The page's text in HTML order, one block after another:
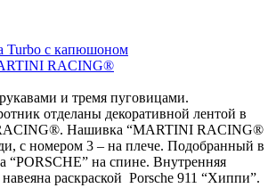
Turbo с капюшоном
RACING®
и тремя пуговицами.
отделаны декоративной лентой в
Нашивка “MARTINI RACING®
с номером 3 – на плече. Подобранный в
“PORSCHE” на спине. Внутренняя
раскраской Porsche 911 “Хиппи”.